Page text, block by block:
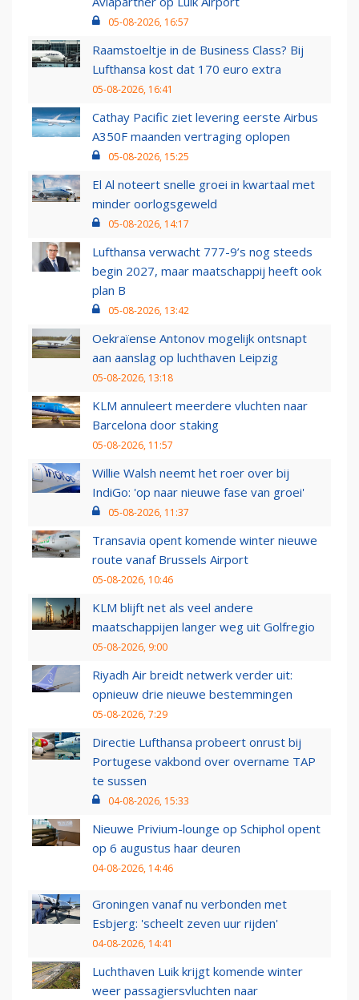
05-08-2026, 16:57
Raamstoeltje in de Business Class? Bij
Lufthansa kost dat 170 euro extra
05-08-2026, 16:41
Cathay Pacific ziet levering eerste Airbus
A350F maanden vertraging oplopen
05-08-2026, 15:25
El Al noteert snelle groei in kwartaal met
minder oorlogsgeweld
05-08-2026, 14:17
Lufthansa verwacht 777-9’s nog steeds
begin 2027, maar maatschappij heeft ook
plan B
05-08-2026, 13:42
Oekraïense Antonov mogelijk ontsnapt
aan aanslag op luchthaven Leipzig
05-08-2026, 13:18
KLM annuleert meerdere vluchten naar
Barcelona door staking
05-08-2026, 11:57
Willie Walsh neemt het roer over bij
IndiGo: 'op naar nieuwe fase van groei'
05-08-2026, 11:37
Transavia opent komende winter nieuwe
route vanaf Brussels Airport
05-08-2026, 10:46
KLM blijft net als veel andere
maatschappijen langer weg uit Golfregio
05-08-2026, 9:00
Riyadh Air breidt netwerk verder uit:
opnieuw drie nieuwe bestemmingen
05-08-2026, 7:29
Directie Lufthansa probeert onrust bij
Portugese vakbond over overname TAP
te sussen
04-08-2026, 15:33
Nieuwe Privium-lounge op Schiphol opent
op 6 augustus haar deuren
04-08-2026, 14:46
Groningen vanaf nu verbonden met
Esbjerg: 'scheelt zeven uur rijden'
04-08-2026, 14:41
Luchthaven Luik krijgt komende winter
weer passagiersvluchten naar